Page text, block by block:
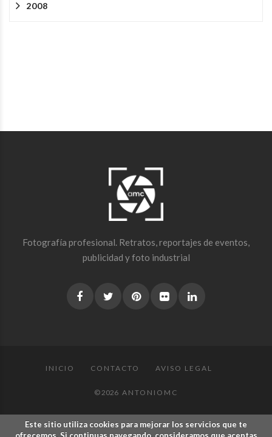
2008
Fotografía profesional. Retratos, reportajes de eventos,
publicidad y foto industrial
INICIO CONTACTO AVISO LEGAL
© 2026 ANTONIOMC
Este sitio utiliza cookies para mejorar los servicios que te
ofrecemos. Si continuas navegando, consideramos que aceptas